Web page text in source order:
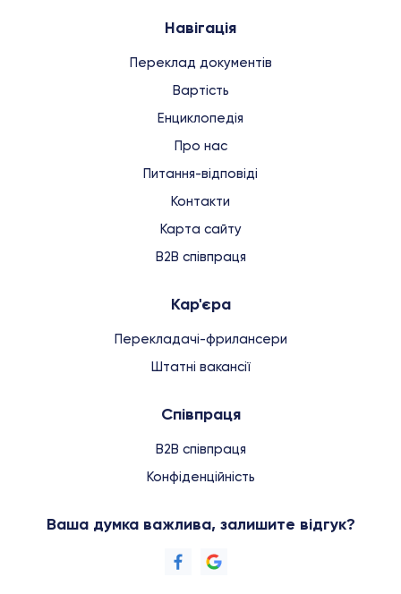
Навігація
Переклад документів
Вартість
Енциклопедія
Про нас
Питання-відповіді
Контакти
Карта сайту
B2B співпраця
Кар'єра
Перекладачі-фрилансери
Штатні вакансії
Співпраця
B2B співпраця
Конфіденційність
Ваша думка важлива, залишите відгук?